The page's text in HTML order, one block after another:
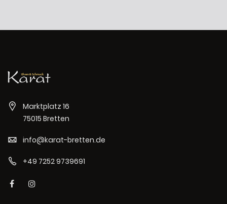
Marktplatz 16
75015 Bretten
info@karat-bretten.de
+49 7252 9739691